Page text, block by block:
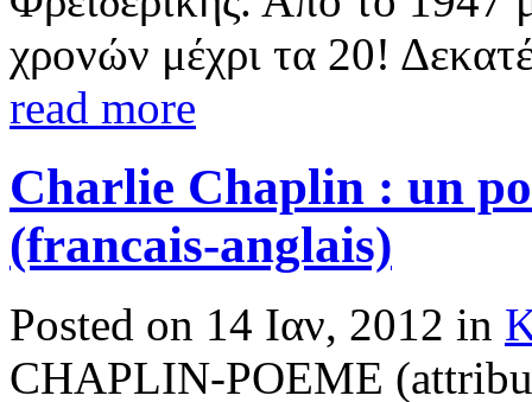
χρονών μέχρι τα 20!
read more
Charlie Chaplin : un
(francais-anglais)
Posted on 14 Ιαν, 2012 in
CHAPLIN-POEME